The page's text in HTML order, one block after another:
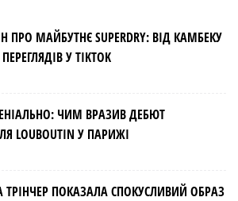
МАЙБУТНЄ SUPERDRY: ВІД КАМБЕКУ
У TIKTOK
ЧИМ ВРАЗИВ ДЕБЮТ
LOUBOUTIN У ПАРИЖІ
ТРІНЧЕР ПОКАЗАЛА СПОКУСЛИВИЙ ОБРАЗ